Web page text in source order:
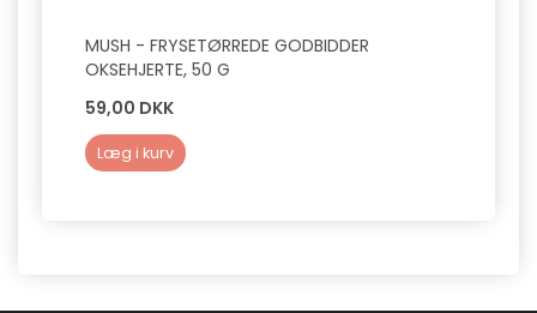
MUSH - FRYSETØRREDE GODBIDDER
OKSEHJERTE, 50 G
59,00 DKK
Læg i kurv